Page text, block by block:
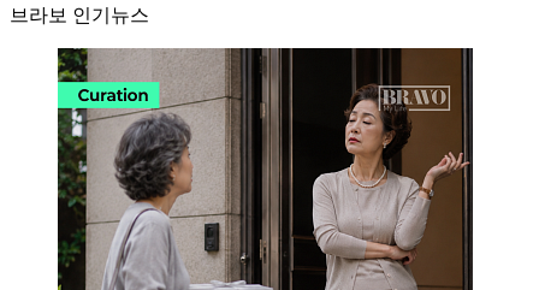
브라보 인기뉴스